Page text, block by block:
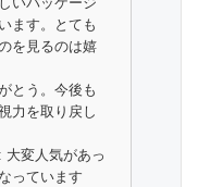
ます。とても
を見るのは嬉
とう。今後も
力を取り戻し
大変人気があっ
っています